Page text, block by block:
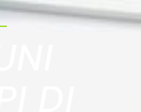
DI